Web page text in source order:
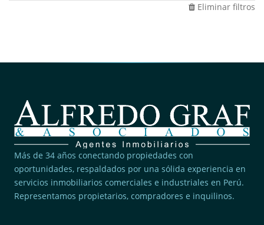
Eliminar filtros
Más de 34 años conectando propiedades con
oportunidades, respaldados por una sólida experiencia en
servicios inmobiliarios comerciales e industriales en Perú.
Representamos propietarios, compradores e inquilinos.